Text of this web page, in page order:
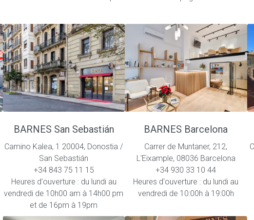
BARNES San Sebastián
Camino Kalea, 1 20004, Donostia /
San Sebastián
+34 843 75 11 15
Heures d'ouverture : du lundi au
vendredi de 10h00 am à 14h00 pm
et de 16pm à 19pm
BARNES Barcelona
Carrer de Muntaner, 212,
L'Eixample, 08036 Barcelona
+34 930 33 10 44
Heures d'ouverture : du lundi au
vendredi de 10:00h à 19:00h